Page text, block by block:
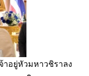
าอยู่หัวมหาวชิราลง